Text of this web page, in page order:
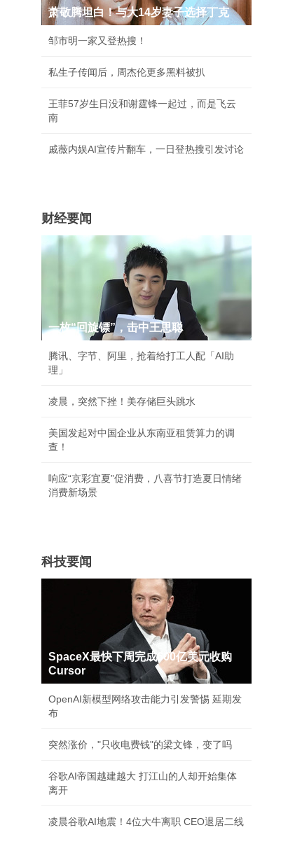
萧敬腾坦白！与大14岁妻子选择丁克
邹市明一家又登热搜！
私生子传闻后，周杰伦更多黑料被扒
王菲57岁生日没和谢霆锋一起过，而是飞云
南
戚薇内娱AI宣传片翻车，一日登热搜引发讨论
财经要闻
一枚“回旋镖”，击中王思聪
腾讯、字节、阿里，抢着给打工人配「AI助
理」
凌晨，突然下挫！美存储巨头跳水
美国发起对中国企业从东南亚租赁算力的调
查！
响应“京彩宜夏”促消费，八喜节打造夏日情绪
消费新场景
科技要闻
SpaceX最快下周完成600亿美元收购
Cursor
OpenAI新模型网络攻击能力引发警惕 延期发
布
突然涨价，"只收电费钱"的梁文锋，变了吗
谷歌AI帝国越建越大 打江山的人却开始集体
离开
凌晨谷歌AI地震！4位大牛离职 CEO退居二线